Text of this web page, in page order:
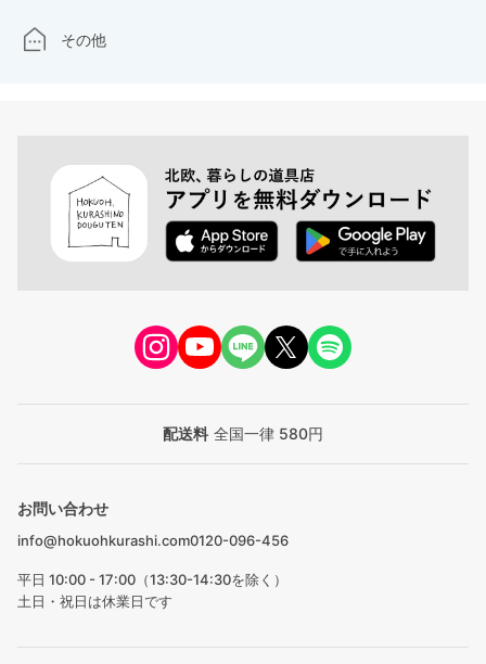
その他
配送料 全国一律 580円
お問い合わせ
info@hokuohkurashi.com0120-096-456
平日 10:00 - 17:00（13:30-14:30を除く）
土日・祝日は休業日です